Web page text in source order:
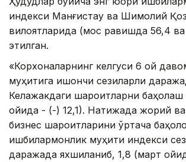
индекси Манғистау ва Шимолий
вилоятларида (мос равишда 56,4 ва
этилган.
«Корхоналарнинг келгуси 6 ой
муҳитига ишончи сезиларли
Келажакдаги шароитларни баҳолаш
ойида - (-) 12,1). Натижада жорий ва
бизнес шароитларини ўртача
ишбилармонлик муҳити индекси
даражада яхшиланиб, 1,8 (март